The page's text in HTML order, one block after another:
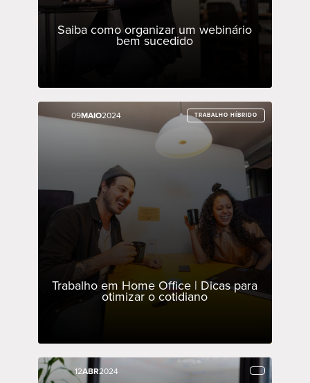
Saiba como organizar um webinário
bem sucedido
09MAIO2024 TRABALHO HÍBRIDO
Trabalho em Home Office | Dicas para
otimizar o cotidiano
09MAIO2024 TRABALHO HÍBRIDO
12ABR2024
12ABR2024